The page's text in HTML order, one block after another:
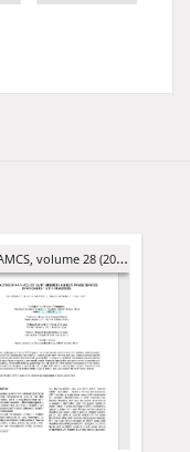
volume 28 (2018)